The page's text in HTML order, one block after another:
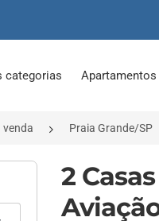
categorias Apartamentos
venda Praia Grande/SP
2